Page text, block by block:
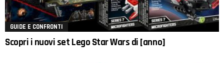
GUIDE E CONFRONTI
Scopri i nuovi set Lego Star Wars di [anno]